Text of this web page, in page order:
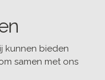
kunnen bieden
samen met ons